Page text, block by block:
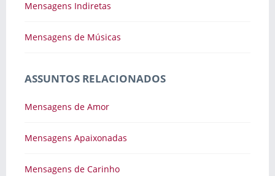
Mensagens Indiretas
Mensagens de Músicas
ASSUNTOS RELACIONADOS
Mensagens de Amor
Mensagens Apaixonadas
Mensagens de Carinho